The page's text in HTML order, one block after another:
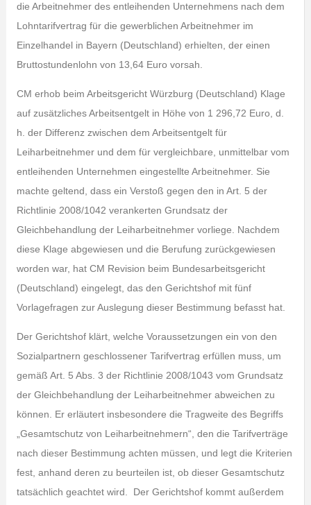
die Arbeitnehmer des entleihenden Unternehmens nach dem
Lohntarifvertrag für die gewerblichen Arbeitnehmer im
Einzelhandel in Bayern (Deutschland) erhielten, der einen
Bruttostundenlohn von 13,64 Euro vorsah.
CM erhob beim Arbeitsgericht Würzburg (Deutschland) Klage
auf zusätzliches Arbeitsentgelt in Höhe von 1 296,72 Euro, d.
h. der Differenz zwischen dem Arbeitsentgelt für
Leiharbeitnehmer und dem für vergleichbare, unmittelbar vom
entleihenden Unternehmen eingestellte Arbeitnehmer. Sie
machte geltend, dass ein Verstoß gegen den in Art. 5 der
Richtlinie 2008/1042 verankerten Grundsatz der
Gleichbehandlung der Leiharbeitnehmer vorliege. Nachdem
diese Klage abgewiesen und die Berufung zurückgewiesen
worden war, hat CM Revision beim Bundesarbeitsgericht
(Deutschland) eingelegt, das den Gerichtshof mit fünf
Vorlagefragen zur Auslegung dieser Bestimmung befasst hat.
Der Gerichtshof klärt, welche Voraussetzungen ein von den
Sozialpartnern geschlossener Tarifvertrag erfüllen muss, um
gemäß Art. 5 Abs. 3 der Richtlinie 2008/1043 vom Grundsatz
der Gleichbehandlung der Leiharbeitnehmer abweichen zu
können. Er erläutert insbesondere die Tragweite des Begriffs
„Gesamtschutz von Leiharbeitnehmern“, den die Tarifverträge
nach dieser Bestimmung achten müssen, und legt die Kriterien
fest, anhand deren zu beurteilen ist, ob dieser Gesamtschutz
tatsächlich geachtet wird. Der Gerichtshof kommt außerdem